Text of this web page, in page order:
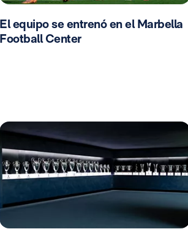
El equipo se entrenó en el Marbella
Football Center